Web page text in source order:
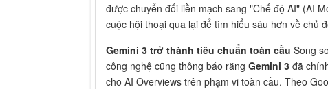
được chuyển đổi liền mạch sang "Chế độ AI" (AI
cuộc hội thoại qua lại để tìm hiểu sâu hơn về chủ
Gemini 3 trở thành tiêu chuẩn toàn cầu Song
công nghệ cũng thông báo rằng Gemini 3 đã
cho AI Overviews trên phạm vi toàn cầu. Theo